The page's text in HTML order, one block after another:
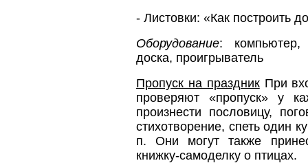
- Листовки: «Как построить
Оборудование: компьютер,
доска, проигрыватель
Пропуск на праздникПри
проверяют «пропуск» у
произнести пословицу,
стихотворение, спеть один
п. Они могут также
книжку-самоделку о птицах.